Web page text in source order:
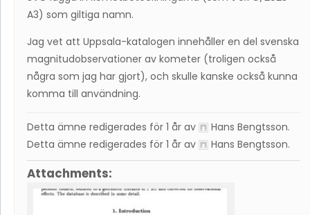
A3) som giltiga namn.
Jag vet att Uppsala-katalogen innehåller en del svenska
magnitudobservationer av kometer (troligen också
några som jag har gjort), och skulle kanske också kunna
komma till användning.
Detta ämne redigerades för 1 år av Hans Bengtsson.
Detta ämne redigerades för 1 år av
Hans Bengtsson.
Attachments: